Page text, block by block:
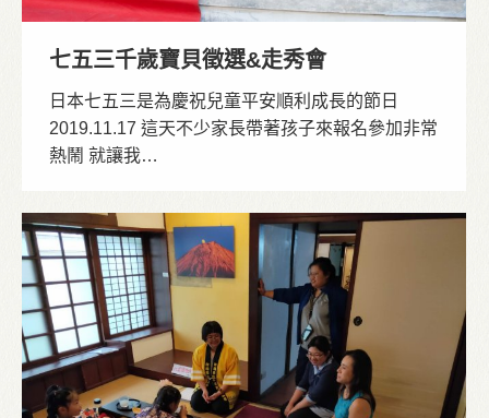
七五三千歲寶貝徵選&走秀會
日本七五三是為慶祝兒童平安順利成長的節日
2019.11.17 這天不少家長帶著孩子來報名參加非常
熱鬧 就讓我…